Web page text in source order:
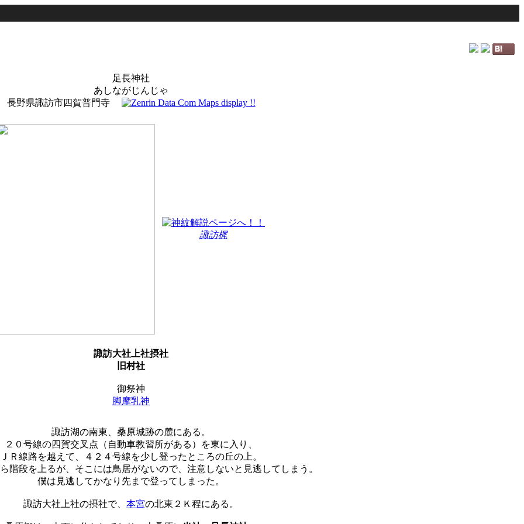
足長神社
あしながじんじゃ
長野県諏訪市四賀普門寺
諏訪梶
諏訪大社上社摂社
旧村社
御祭神
脚摩乳神
諏訪湖の南東、桑原城跡の麓にある。
２０号線の四賀交叉点（自動車教習所がある）を東に入り、
ＪＲ線路を越えて、４２４号線を少し登ったところの丘の上。
階段を上るが、そこには鳥居がないので、注意しないと見逃してしまう。
僕は見逃してかなり先まで登ってしまった。
諏訪大社上社の摂社で、 本宮の北東２Ｋ程にある。